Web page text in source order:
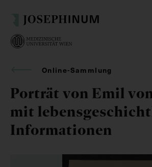
Online-Sammlung
Porträt von Emil
mit
Informationen